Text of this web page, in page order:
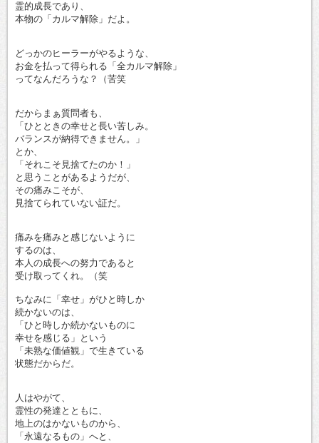
霊的成長であり、
本物の「カルマ解除」だよ。
どっかのヒーラーがやるような、
お金を払って得られる「全カルマ解除」
ってなんだろうな？（苦笑
だからまぁ質問者も、
「ひとときの幸せと長い苦しみ。
バランスが納得できません。」
とか、
「それこそ見捨てたのか！」
と思うことがあるようだが、
その痛みこそが、
見捨てられていない証だ。
痛みを痛みと感じないように
するのは、
本人の成長への努力であると
受け取ってくれ。（笑
ちなみに「幸せ」がひと時しか
続かないのは、
「ひと時しか続かないものに
幸せを感じる」という
「未熟な価値観」で生きている
状態だからだ。
人はやがて、
霊性の発達とともに、
地上のはかないものから、
「永遠なるもの」へと、